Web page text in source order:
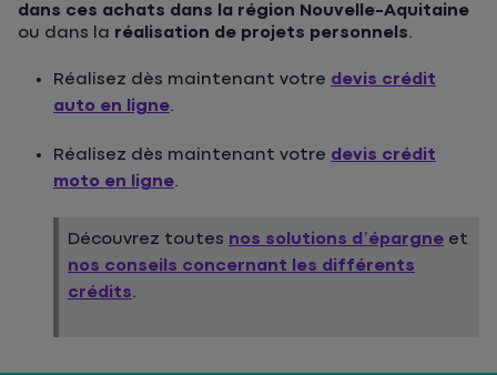
dans ces achats dans la région Nouvelle-Aquitaine
ou dans la réalisation de projets personnels.
Réalisez dès maintenant votre devis crédit
auto en ligne.
Réalisez dès maintenant votre devis crédit
moto en ligne.
Découvrez toutes nos solutions d’épargne et
nos conseils concernant les différents
crédits.